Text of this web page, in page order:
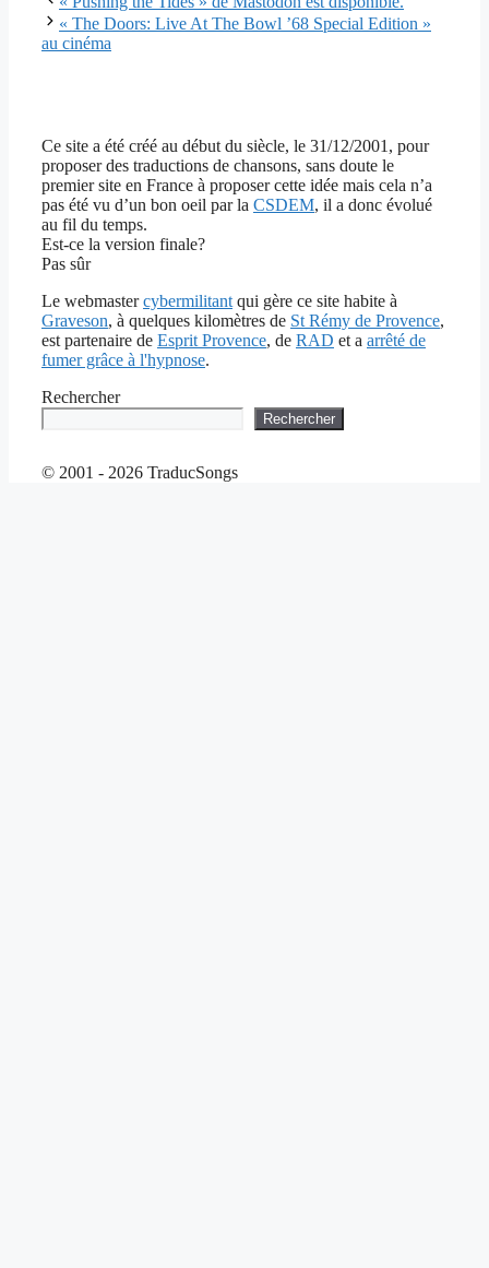
« The Doors: Live At The Bowl ’68 Special Edition »
au cinéma
Ce site a été créé au début du siècle, le 31/12/2001, pour
proposer des traductions de chansons, sans doute le
premier site en France à proposer cette idée mais cela n’a
pas été vu d’un bon oeil par la CSDEM, il a donc évolué
au fil du temps.
Est-ce la version finale?
Pas sûr
Le webmastercybermilitant qui gère ce site habite à
Graveson, à quelques kilomètres de St Rémy de Provence,
est partenaire de Esprit Provence, de RAD et a arrêté de
fumer grâce à l'hypnose.
Rechercher
Rechercher
© 2001 - 2026 TraducSongs